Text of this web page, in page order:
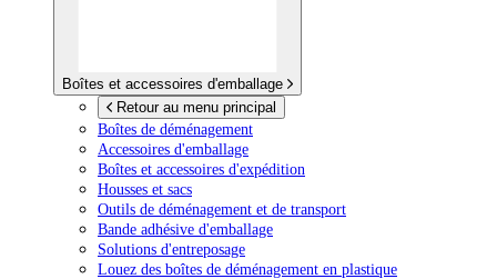
Boîtes et accessoires d'emballage
Retour au menu principal
Boîtes de déménagement
Accessoires d'emballage
Boîtes et accessoires d'expédition
Housses et sacs
Outils de déménagement et de transport
Bande adhésive d'emballage
Solutions d'entreposage
Louez des boîtes de déménagement en plastique